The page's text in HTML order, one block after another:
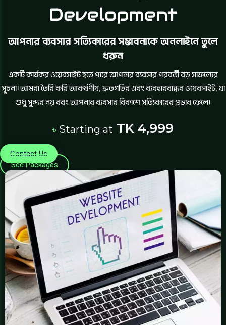
Development
আপনার ব্যবসার সত্যিকারের সম্ভাবনাকে অনলাইনে তুলে
ধরুন
একটি কার্যকর ওয়েবসাইট হতে পারে আপনার ব্যবসার পরবর্তী বড় সাফল্যের
সূচনা। আমরা তৈরি করি আকর্ষণীয়, দ্রুতগতির এবং ব্যবহারবান্ধব ওয়েবসাইট, যা
শুধু সুন্দর নয় বরং আপনার ব্যবসার বিকাশে সত্যিকারের প্রভাব ফেলে।
৳ Starting at TK 4,999
Contact Us
See Packages